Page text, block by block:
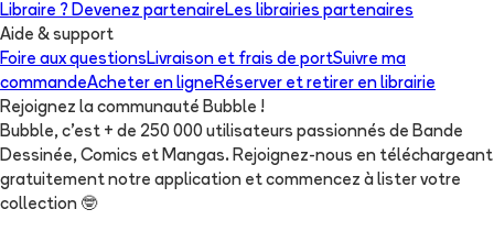
Libraire ? Devenez partenaireLes librairies partenaires
Aide & support
Foire aux questionsLivraison et frais de portSuivre ma
commandeAcheter en ligneRéserver et retirer en librairie
Rejoignez la communauté Bubble !
Bubble, c'est + de 250 000 utilisateurs passionnés de Bande
Dessinée, Comics et Mangas. Rejoignez-nous en téléchargeant
gratuitement notre application et commencez à lister votre
collection 🤓